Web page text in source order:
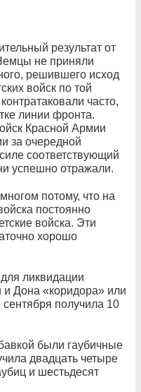
результат от
не приняли
решившего исход
войск по той
часто,
линии фронта.
Красной Армии
за очередной
соответствующий
успешно отражали.
потому, что на
постоянно
войска. Эти
хорошо
ликвидации
и Дона «коридора» или
получила 10
были гаубичные
двадцать четыре
и шестьдесят